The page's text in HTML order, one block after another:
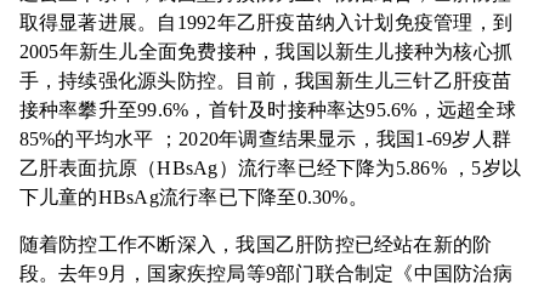
取得显著进展。自1992年乙肝疫苗纳入计划免疫管理，到
2005年新生儿全面免费接种，我国以新生儿接种为核心抓
手，持续强化源头防控。目前，我国新生儿三针乙肝疫苗
接种率攀升至99.6%，首针及时接种率达95.6%，远超全球
85%的平均水平 ；2020年调查结果显示，我国1-69岁人群
乙肝表面抗原（HBsAg）流行率已经下降为5.86% ，5岁以
下儿童的HBsAg流行率已下降至0.30%。
随着防控工作不断深入，我国乙肝防控已经站在新的阶
段。去年9月，国家疾控局等9部门联合制定《中国防治病